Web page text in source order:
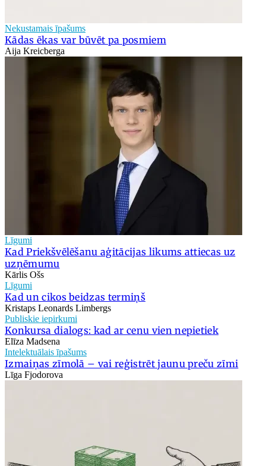
Nekustamais īpašums
Kādas ēkas var būvēt pa posmiem
Aija Kreicberga
Līgumi
Kad Priekšvēlēšanu aģitācijas likums attiecas uz
uzņēmumu
Kārlis Ošs
Līgumi
Kad un cikos beidzas termiņš
Kristaps Leonards Limbergs
Publiskie iepirkumi
Konkursa dialogs: kad ar cenu vien nepietiek
Elīza Madsena
Intelektuālais īpašums
Izmaiņas zīmolā – vai reģistrēt jaunu preču zīmi
Līga Fjodorova